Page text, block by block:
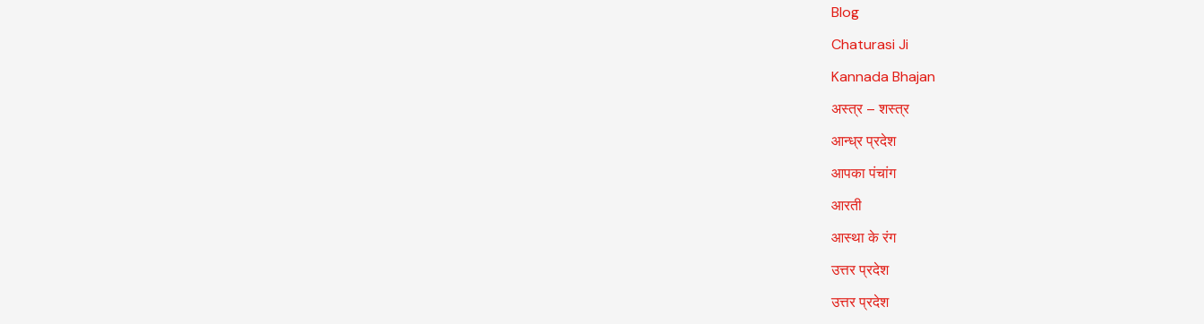
Blog
Chaturasi Ji
Kannada Bhajan
अस्त्र – शस्त्र
आन्ध्र प्रदेश
आपका पंचांग
आरती
आस्था के रंग
उत्तर प्रदेश
उत्तर प्रदेश